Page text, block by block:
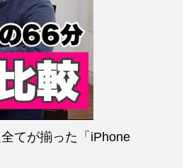
てが揃った「iPhone